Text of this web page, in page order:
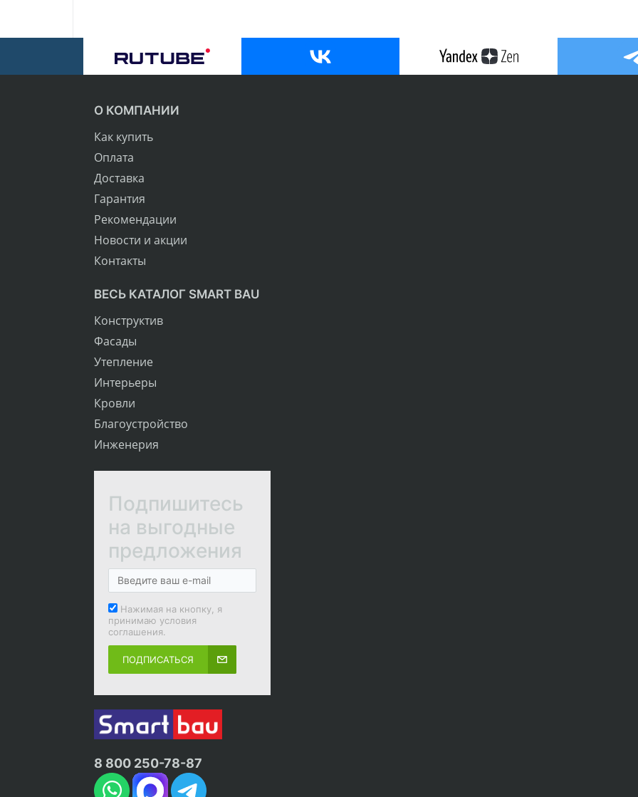
О КОМПАНИИ
Как купить
Оплата
Доставка
Гарантия
Рекомендации
Новости и акции
Контакты
ВЕСЬ КАТАЛОГ SMART BAU
Конструктив
Фасады
Утепление
Интерьеры
Кровли
Благоустройство
Инженерия
Подпишитесь
на выгодные
предложения
Нажимая на кнопку, я
принимаю условия
соглашения.
ПОДПИСАТЬСЯ
8 800 250-78-87